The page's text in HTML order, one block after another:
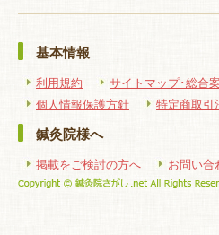
基本情報
利用規約 サイトマップ･総合
個人情報保護方針
特定商取引
鍼灸院様へ
掲載をご検討の方へ お問い合